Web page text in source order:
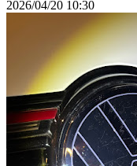
2026/04/20 10:30